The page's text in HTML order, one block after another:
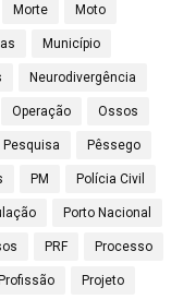
Morte Moto
Município
Neurodivergência
Operação Ossos
Pesquisa Pêssego
PM Polícia Civil
Porto Nacional
PRF Processo
Profissão Projeto